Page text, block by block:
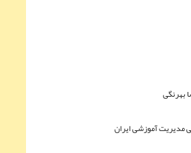
بهرنگی
مدیریت آموزشی ایران